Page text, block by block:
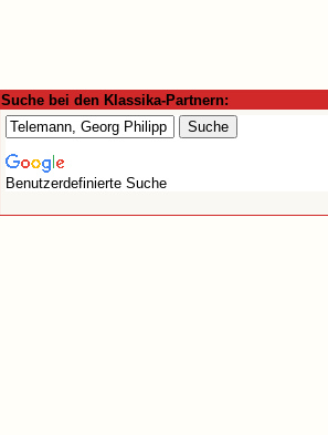
Suche bei den Klassika-Partnern:
Benutzerdefinierte Suche